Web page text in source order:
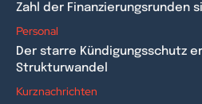
Zahl der Finanzierungsrunden
Personal
Der starre Kündigungsschutz
Strukturwandel
Kurznachrichten